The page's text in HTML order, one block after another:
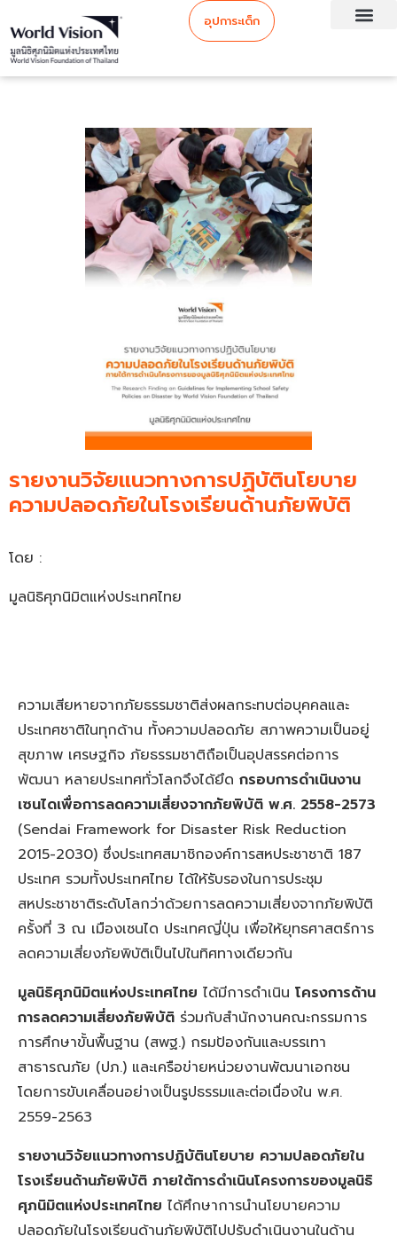
อุปการะเด็ก
รายงานวิจัยแนวทางการปฏิบัตินโยบาย
ความปลอดภัยในโรงเรียนด้านภัยพิบัติ
โดย :
มูลนิธิศุภนิมิตแห่งประเทศไทย
ความเสียหายจากภัยธรรมชาติส่งผลกระทบต่อบุคคลและ
ประเทศชาติในทุกด้าน ทั้งความปลอดภัย สภาพความเป็นอยู่
สุขภาพ เศรษฐกิจ ภัยธรรมชาติถือเป็นอุปสรรคต่อการ
พัฒนา หลายประเทศทั่วโลกจึงได้ยึด กรอบการดำเนินงาน
เซนไดเพื่อการลดความเสี่ยงจากภัยพิบัติ พ.ศ. 2558-2573
(Sendai Framework for Disaster Risk Reduction
2015-2030) ซึ่งประเทศสมาชิกองค์การสหประชาชาติ 187
ประเทศ รวมทั้งประเทศไทย ได้ให้รับรองในการประชุม
สหประชาชาติระดับโลกว่าด้วยการลดความเสี่ยงจากภัยพิบัติ
ครั้งที่ 3 ณ เมืองเซนได ประเทศญี่ปุ่น เพื่อให้ยุทธศาสตร์การ
ลดความเสี่ยงภัยพิบัติเป็นไปในทิศทางเดียวกัน
มูลนิธิศุภนิมิตแห่งประเทศไทย ได้มีการดำเนิน โครงการด้าน
การลดความเสี่ยงภัยพิบัติ ร่วมกับสำนักงานคณะกรรมการ
การศึกษาขั้นพื้นฐาน (สพฐ.) กรมป้องกันและบรรเทา
สาธารณภัย (ปภ.) และเครือข่ายหน่วยงานพัฒนาเอกชน
โดยการขับเคลื่อนอย่างเป็นรูปธรรมและต่อเนื่องใน พ.ศ.
2559-2563
รายงานวิจัยแนวทางการปฏิบัตินโยบาย ความปลอดภัยใน
โรงเรียนด้านภัยพิบัติ ภายใต้การดำเนินโครงการของมูลนิธิ
ศุภนิมิตแห่งประเทศไทย ได้ศึกษาการนำนโยบายความ
ปลอดภัยในโรงเรียนด้านภัยพิบัติไปปรับดำเนินงานในด้าน